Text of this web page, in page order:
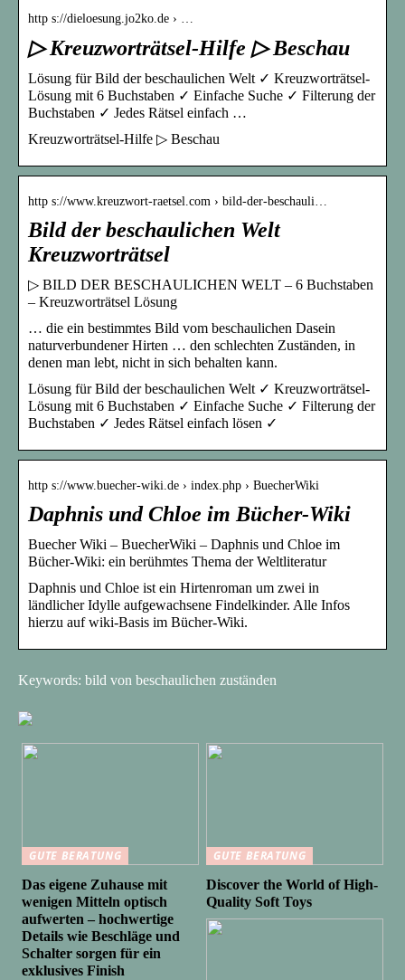
http s://dieloesung.jo2ko.de › …
▷ Kreuzworträtsel-Hilfe ▷ Beschau
Lösung für Bild der beschaulichen Welt ✓ Kreuzworträtsel-
Lösung mit 6 Buchstaben ✓ Einfache Suche ✓ Filterung der
Buchstaben ✓ Jedes Rätsel einfach …
Kreuzworträtsel-Hilfe ▷ Beschau
http s://www.kreuzwort-raetsel.com › bild-der-beschauli…
Bild der beschaulichen Welt
Kreuzworträtsel
▷ BILD DER BESCHAULICHEN WELT – 6 Buchstaben
– Kreuzworträtsel Lösung
… die ein bestimmtes Bild vom beschaulichen Dasein
naturverbundener Hirten … den schlechten Zuständen, in
denen man lebt, nicht in sich behalten kann.
Lösung für Bild der beschaulichen Welt ✓ Kreuzworträtsel-
Lösung mit 6 Buchstaben ✓ Einfache Suche ✓ Filterung der
Buchstaben ✓ Jedes Rätsel einfach lösen ✓
http s://www.buecher-wiki.de › index.php › BuecherWiki
Daphnis und Chloe im Bücher-Wiki
Buecher Wiki – BuecherWiki – Daphnis und Chloe im
Bücher-Wiki: ein berühmtes Thema der Weltliteratur
Daphnis und Chloe ist ein Hirtenroman um zwei in
ländlicher Idylle aufgewachsene Findelkinder. Alle Infos
hierzu auf wiki-Basis im Bücher-Wiki.
Keywords: bild von beschaulichen zuständen
GUTE BERATUNG
Das eigene Zuhause mit
wenigen Mitteln optisch
aufwerten – hochwertige
Details wie Beschläge und
Schalter sorgen für ein
exklusives Finish
GUTE BERATUNG
Discover the World of High-
Quality Soft Toys